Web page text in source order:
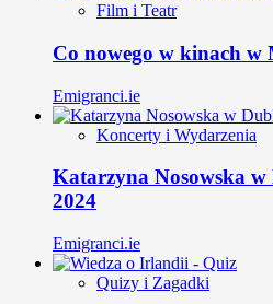
Film i Teatr
Co nowego w kinach w
Emigranci.ie
Koncerty i Wydarzenia
Katarzyna Nosowska
2024
Emigranci.ie
Quizy i Zagadki